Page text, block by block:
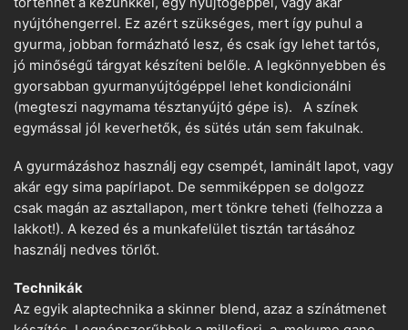
nyújtóhengerrel. Ez azért szükséges, mert így puhul a
gyurma, jobban formázható lesz, és csak így lehet tartós,
jó minőségű tárgyat készíteni belőle. A legkönnyebben és
gyorsabban gyurmanyújtógéppel lehet kondicionálni
(megteszi nagymama tésztanyújtó gépe is). A színek
egymással jól keverhetők, és sütés után sem fakulnak.
A gyurmázáshoz használj egy csempét, laminált lapot, vagy
akár egy sima papírlapot. De semmiképpen se dolgozz
csak magán az asztallapon, mert tönkre teheti (felhozza a
lakkot!). A kezed és a munkafelület tisztán tartásához
használj nedves törlőt.
Technikák
Az egyik alaptechnika a skinner blend, azaz a színátmenet